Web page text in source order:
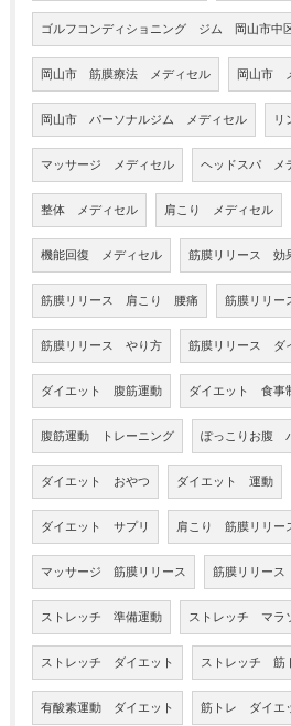
ゴルフコンディショニング ジム 岡山市中
岡山市 筋膜療法 メディセル 岡山市
岡山市 パーソナルジム メディセル リ
マッサージ メディセル ヘッドスパ メ
整体 メディセル 肩こり メディセル
機能回復 メディセル 筋膜リリース 効
筋膜リリース 肩こり 腰痛 筋膜リリ
筋膜リリース やり方 筋膜リリース ダ
ダイエット 腹筋運動 ダイエット 食事
腹筋運動 トレーニング ぽっこりお腹
ダイエット おやつ ダイエット 運動
ダイエット サプリ 肩こり 筋膜リリー
マッサージ 筋膜リリース 筋膜リリー
ストレッチ 準備運動 ストレッチ マラ
ストレッチ ダイエット ストレッチ 筋
有酸素運動 ダイエット 筋トレ ダイエ